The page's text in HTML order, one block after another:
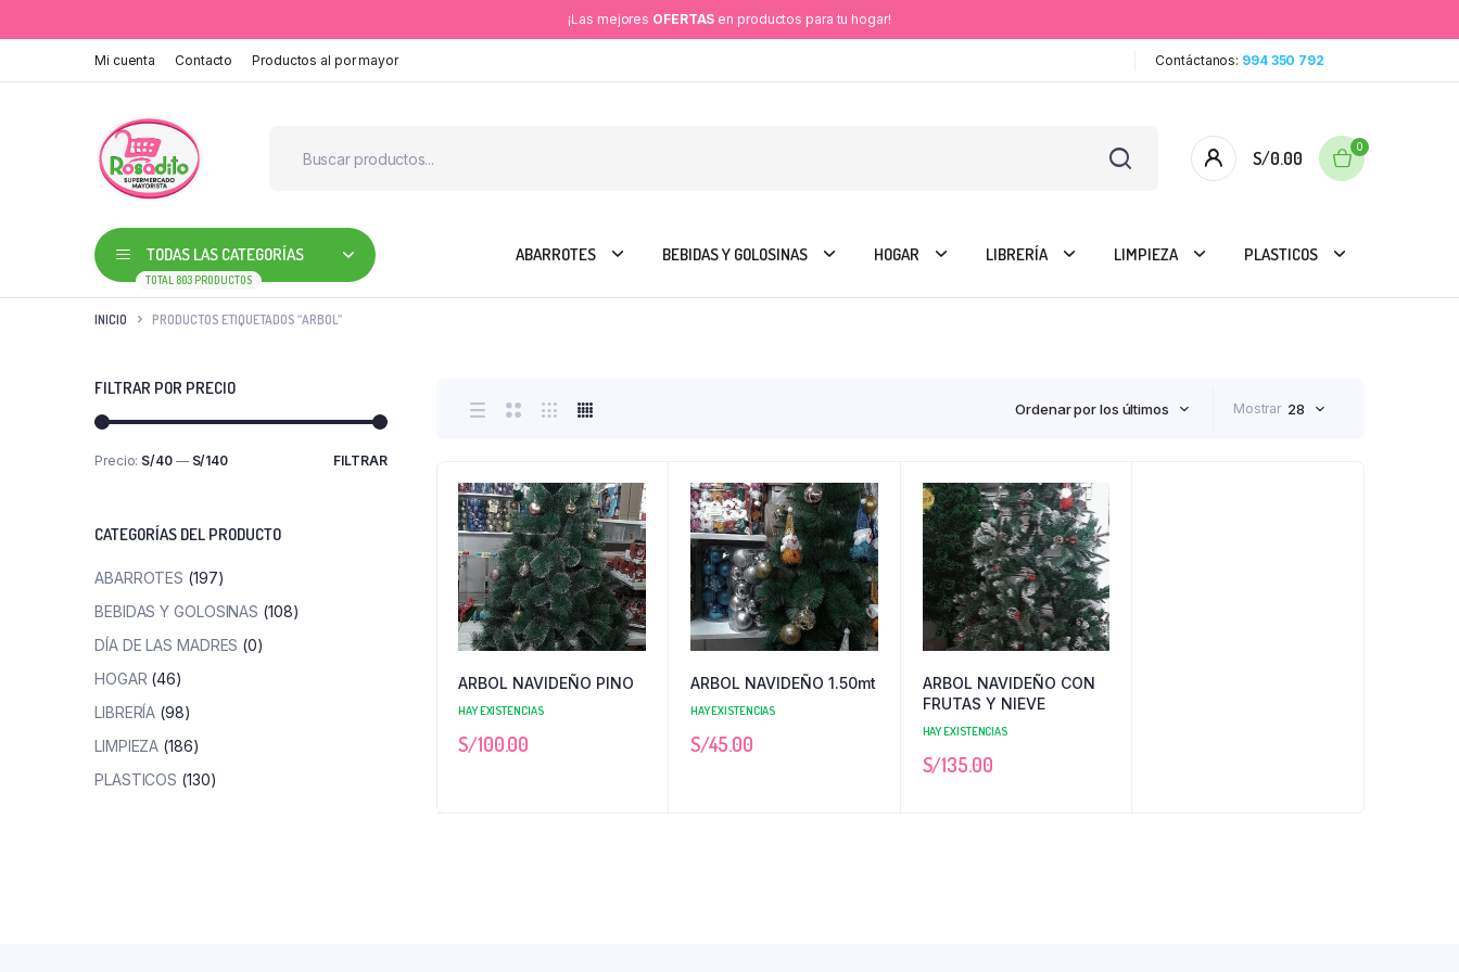
¡Las mejores OFERTAS en productos para tu hogar!
Mi cuenta Contacto Productos al por mayor Contáctanos: 994 350 792
S/0.00
0
TODAS LAS CATEGORÍAS
TOTAL 803 PRODUCTOS
ABARROTES BEBIDAS Y GOLOSINAS HOGAR LIBRERÍA LIMPIEZA PLASTICOS
INICIO PRODUCTOS ETIQUETADOS “ARBOL”
Ordenar por los últimos Mostrar 28
ARBOL NAVIDEÑO PINO
HAY EXISTENCIAS
S/100.00
ARBOL NAVIDEÑO 1.50mt
HAY EXISTENCIAS
S/45.00
ARBOL NAVIDEÑO CON
FRUTAS Y NIEVE
HAY EXISTENCIAS
S/135.00
FILTRAR POR PRECIO
Precio
Precio
FILTRAR
Precio: S/40— S/140
CATEGORÍAS DEL PRODUCTO
ABARROTES (197)
BEBIDAS Y GOLOSINAS (108)
DÍA DE LAS MADRES (0)
HOGAR (46)
LIBRERÍA (98)
LIMPIEZA (186)
PLASTICOS (130)